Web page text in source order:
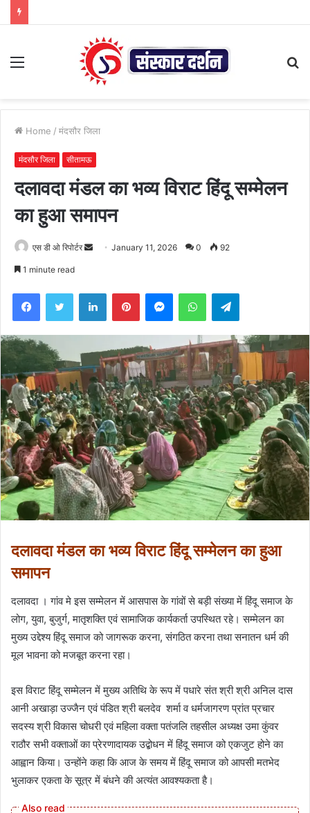
Menu
Home / मंदसौर जिला
मंदसौर जिला सीतामऊ
दलावदा मंडल का भव्य विराट हिंदू सम्मेलन
का हुआ समापन
एस डी ओ रिपोर्टर
Send January 11, 2026 0 92
1 minute read
FacebookTwitter LinkedInPinterestMessengerWhatsAppTelegram
दलावदा मंडल का भव्य विराट हिंदू सम्मेलन का हुआ
समापन
दलावदा । गांव मे इस सम्मेलन में आसपास के गांवों से बड़ी संख्या में हिंदू समाज के
लोग, युवा, बुजुर्ग, मातृशक्ति एवं सामाजिक कार्यकर्ता उपस्थित रहे। सम्मेलन का
मुख्य उद्देश्य हिंदू समाज को जागरूक करना, संगठित करना तथा सनातन धर्म की
मूल भावना को मजबूत करना रहा।
इस विराट हिंदू सम्मेलन में मुख्य अतिथि के रूप में पधारे संत श्री श्री अनिल दास
आनी अखाड़ा उज्जैन एवं पंडित श्री बलदेव शर्मा व धर्मजागरण प्रांत प्रचार
सदस्य श्री विकास चोधरी एवं महिला वक्ता पतंजलि तहसील अध्यक्ष उमा कुंवर
राठौर सभी वक्ताओं का प्रेरणादायक उद्बोधन में हिंदू समाज को एकजुट होने का
आह्वान किया। उन्होंने कहा कि आज के समय में हिंदू समाज को आपसी मतभेद
भुलाकर एकता के सूत्र में बंधने की अत्यंत आवश्यकता है।